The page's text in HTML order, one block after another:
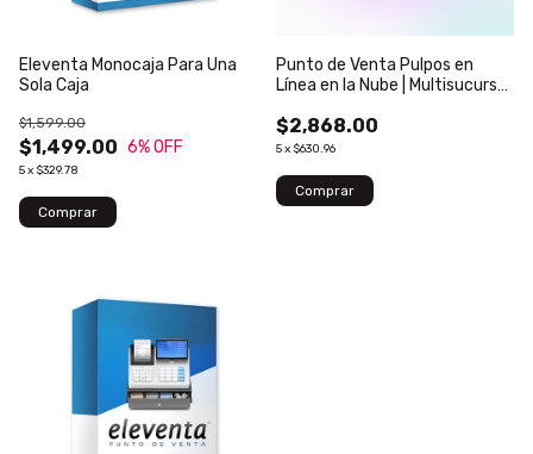
Eleventa Monocaja Para Una
Sola Caja
$1,499.00
$1,599.00
6% OFF
5x $329.78
Punto de Venta Pulpos en
Línea en la Nube | Multisucursal
$2,868.00
5x $630.96